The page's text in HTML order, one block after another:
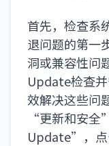
首先，检查系
退问题的第一
洞或兼容性问
Update检查
效解决这些问
“更新和安
Update”，点